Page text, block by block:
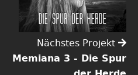
Nächstes Projekt
Memiana 3 - Die Spur